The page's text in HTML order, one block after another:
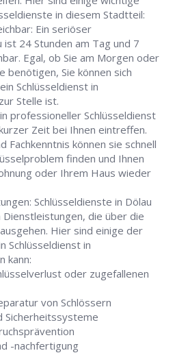
in diesem Stadtteil:
Ein seriöser
ist 24 Stunden am Tag und 7
Egal, ob Sie am Morgen oder
benötigen, Sie können sich
Schlüsseldienst in
Stelle ist.
professioneller Schlüsseldienst
Zeit bei Ihnen eintreffen.
Fachkenntnis können sie schnell
finden und Ihnen
oder Ihrem Haus wieder
Schlüsseldienste in Dölau
die über die
Hier sind einige der
Schlüsseldienst in
kann:
oder zugefallenen
von Schlössern
Sicherheitssysteme
-nachfertigung